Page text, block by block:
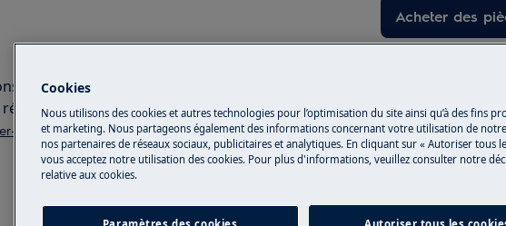
de sécurité du manuel d'utilisation de votre
ou de maintenance.
manuals/
Acheter des
Réparation par
Fixez un rendez-
qualifiés
qualités
Cookies
Nous utilisons des cookies et autres technologies pour l’optimisation du site ainsi qu’à des fins
et marketing. Nous partageons également des informations concernant votre utilisation de
nos partenaires de réseaux sociaux, publicitaires et analytiques. En cliquant sur « Autoriser tous
vous acceptez notre utilisation des cookies. Pour plus d'informations, veuillez consulter notre
relative aux cookies.